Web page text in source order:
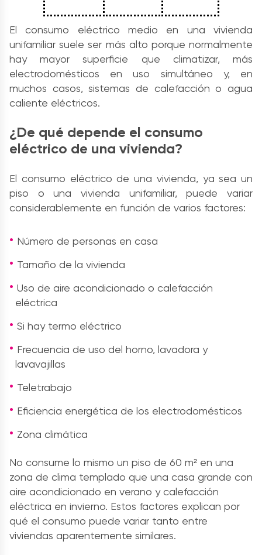
El consumo eléctrico medio en una vivienda
unifamiliar suele ser más alto porque normalmente
hay mayor superficie que climatizar, más
electrodomésticos en uso simultáneo y, en
muchos casos, sistemas de calefacción o agua
caliente eléctricos.
¿De qué depende el consumo
eléctrico de una vivienda?
El consumo eléctrico de una vivienda, ya sea un
piso o una vivienda unifamiliar, puede variar
considerablemente en función de varios factores:
Número de personas en casa
Tamaño de la vivienda
Uso de aire acondicionado o calefacción
eléctrica
Si hay termo eléctrico
Frecuencia de uso del horno, lavadora y
lavavajillas
Teletrabajo
Eficiencia energética de los electrodomésticos
Zona climática
No consume lo mismo un piso de 60 m² en una
zona de clima templado que una casa grande con
aire acondicionado en verano y calefacción
eléctrica en invierno. Estos factores explican por
qué el consumo puede variar tanto entre
viviendas aparentemente similares.